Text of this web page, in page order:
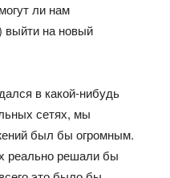
ли нам
выйти на новый
в какой-нибудь
сетях, мы
был бы огромным.
реально решали бы